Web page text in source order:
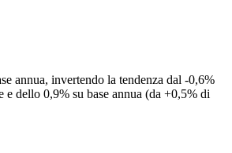
annua, invertendo la tendenza dal -0,6%
dello 0,9% su base annua (da +0,5% di